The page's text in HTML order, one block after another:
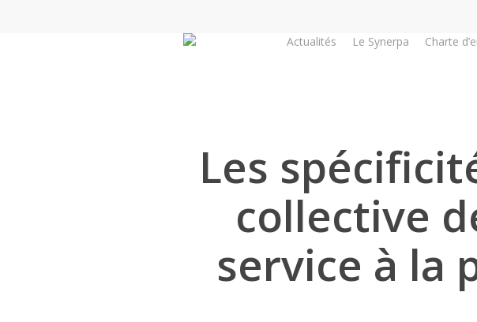
Actualités Le Synerpa Charte
Les
collective
service à la